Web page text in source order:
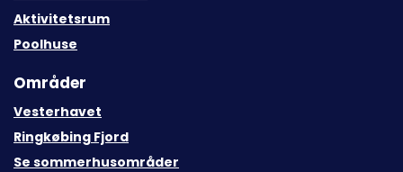
Aktivitetsrum
Poolhuse
Områder
Vesterhavet
Ringkøbing Fjord
Se sommerhusområder